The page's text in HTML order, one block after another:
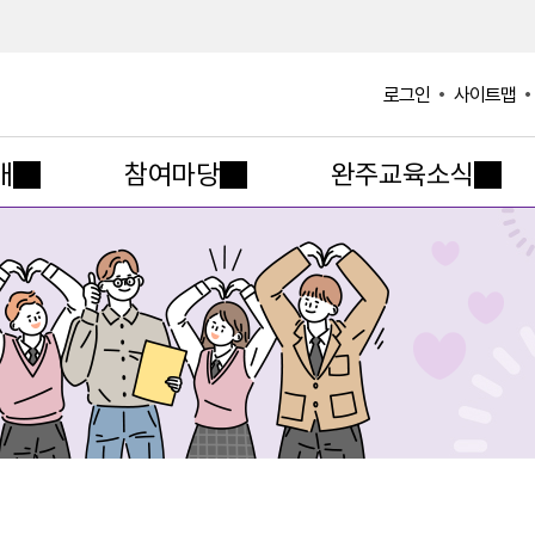
로그인 사이트맵
참여마당 완주교육소식